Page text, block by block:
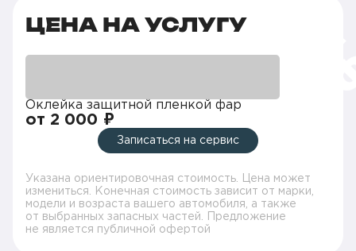
ЦЕНА НА УСЛУГУ
Оклейка защитной пленкой фар
от 2 000 ₽
Записаться на сервис
Указана ориентировочная стоимость. Цена может
измениться. Конечная стоимость зависит от марки,
модели и возраста вашего автомобиля, а также
от выбранных запасных частей. Предложение
не является публичной офертой